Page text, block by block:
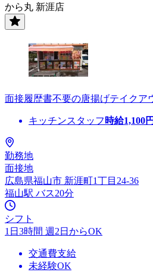
から丸 新涯店
面接履歴書不要の唐揚げテイクア
キッチンスタッフ 時給1,100
勤務地
面接地
広島県福山市 新涯町1丁目24-36
福山駅 バス20分
シフト
1日3時間 週2日からOK
交通費支給
未経験OK